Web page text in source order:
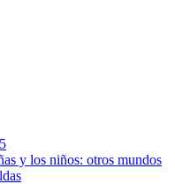
y los niños: otros mundos